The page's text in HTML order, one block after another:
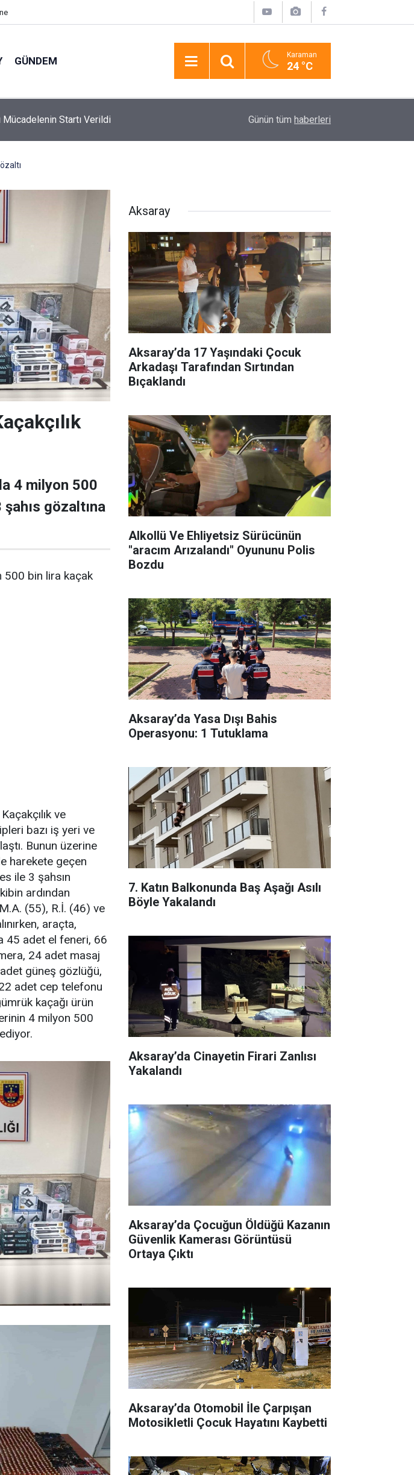
GÜNDEM Karaman
24 °C
Lüks Otomobille Kar Maskeli Milyonluk Soygun
Günün tüm haberleri
4 milyon 500
gözaltına
500 bin lira kaçak
ve
bazı iş yeri ve
Bunun üzerine
harekete geçen
ile 3 şahsın
ardından
(55), R.İ. (46) ve
araçta,
45 adet el feneri, 66
24 adet masaj
güneş gözlüğü,
adet cep telefonu
kaçağı ürün
4 milyon 500
Aksaray
Aksaray’da 17 Yaşındaki Çocuk
Arkadaşı Tarafından Sırtından
Bıçaklandı
Alkollü Ve Ehliyetsiz Sürücünün
"aracım Arızalandı" Oyununu Polis
Bozdu
Aksaray’da Yasa Dışı Bahis
Operasyonu: 1 Tutuklama
7. Katın Balkonunda Baş Aşağı Asılı
Böyle Yakalandı
Aksaray’da Cinayetin Firari Zanlısı
Yakalandı
Aksaray’da Çocuğun Öldüğü Kazanın
Güvenlik Kamerası Görüntüsü
Ortaya Çıktı
Aksaray’da Otomobil İle Çarpışan
Motosikletli Çocuk Hayatını Kaybetti